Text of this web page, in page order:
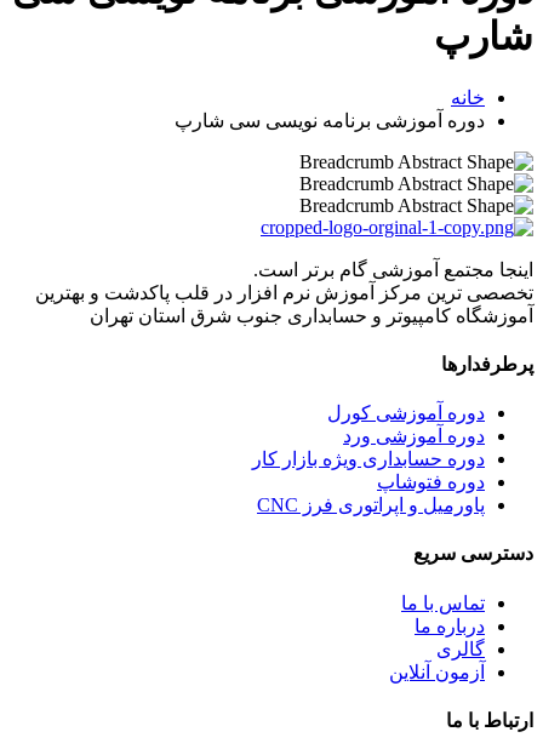
شارپ
خانه
دوره آموزشی برنامه نویسی سی شارپ
اینجا مجتمع آموزشی گام برتر است.
تخصصی ترین مرکز آموزش نرم افزار در قلب پاکدشت و بهترین
آموزشگاه کامپیوتر و حسابداری جنوب شرق استان تهران
پرطرفدارها
دوره آموزشی کورل
دوره آموزشی ورد
دوره حسابداری ویژه بازار کار
دوره فتوشاپ
پاورمیل و اپراتوری فرز CNC
دسترسی سریع
تماس با ما
درباره ما
گالری
آزمون آنلاین
ارتباط با ما